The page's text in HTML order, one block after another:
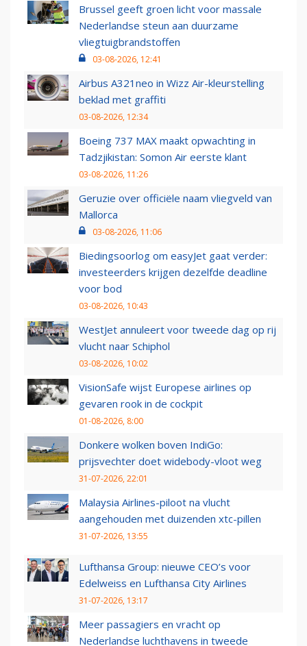
Brussel geeft groen licht voor massale
Nederlandse steun aan duurzame
vliegtuigbrandstoffen
03-08-2026, 12:41
Airbus A321neo in Wizz Air-kleurstelling
beklad met graffiti
03-08-2026, 12:34
Boeing 737 MAX maakt opwachting in
Tadzjikistan: Somon Air eerste klant
03-08-2026, 11:26
Geruzie over officiële naam vliegveld van
Mallorca
03-08-2026, 11:06
Biedingsoorlog om easyJet gaat verder:
investeerders krijgen dezelfde deadline
voor bod
03-08-2026, 10:43
WestJet annuleert voor tweede dag op rij
vlucht naar Schiphol
03-08-2026, 10:02
VisionSafe wijst Europese airlines op
gevaren rook in de cockpit
01-08-2026, 8:00
Donkere wolken boven IndiGo:
prijsvechter doet widebody-vloot weg
31-07-2026, 22:01
Malaysia Airlines-piloot na vlucht
aangehouden met duizenden xtc-pillen
31-07-2026, 13:55
Lufthansa Group: nieuwe CEO’s voor
Edelweiss en Lufthansa City Airlines
31-07-2026, 13:17
Meer passagiers en vracht op
Nederlandse luchthavens in tweede